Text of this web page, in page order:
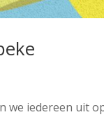
iedereen uit